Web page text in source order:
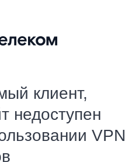
клиент,
недоступен
VPN